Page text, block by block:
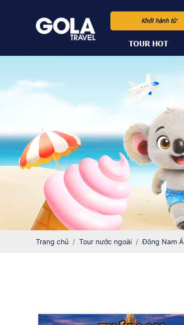
Khởi hành từ
TOUR HOT
Trang chủ Tour nước ngoài Đông Nam Á